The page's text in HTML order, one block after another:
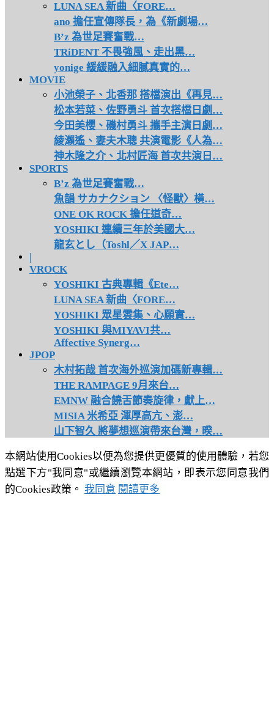
LUNA SEA 新曲〈FORE…
ano 擔任宣傳隊長，為《新劇場…
B’z 為世足賽奮戰…
TRiDENT 不畏強風、走出黑…
yonige 緩緩融入細膩真實的…
MOVIE
小池榮子、北香那 搭檔演出《再見…
松本若菜、佐野勇斗 首次搭檔日劇…
今田美櫻、磯村勇斗 攜手主演日劇…
綾瀨遙、妻夫木聰 共演電影《人為…
神木隆之介、北村匠海 首次共演日…
SPORTS
B’z 為世足賽奮戰…
魚韻 サカナクション 〈怪獸〉橫…
ONE OK ROCK 擔任道奇…
YOSHIKI 連續三年於美國大…
龍玄とし（Toshl／X JAP…
VROCK
YOSHIKI 古典專輯《Ete…
LUNA SEA 新曲〈FORE…
YOSHIKI 眾星雲集、心願實…
YOSHIKI 與MIYAVI共…
Affective Synerg…
JPOP
木村拓哉 首次海外巡演加碼新專輯…
THE RAMPAGE 9月來台…
EMNW 融合饒舌節奏旋律，獻上…
MISIA 米希亞 渾厚高亢、澎…
山下智久 將夢想巡演帶來台灣，暌…
本網站使用Cookies以便為您提供更優質的使用體驗，若您
點選下方"我同意"或繼續瀏覽本網站，即表示您同意我們
的Cookies政策。 我同意 閱讀更多